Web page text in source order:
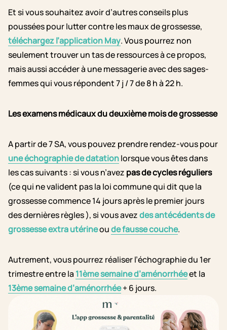
Et si vous souhaitez avoir d’autres conseils plus
poussées pour lutter contre les maux de grossesse,
téléchargez l’application May. Vous pourrez non
seulement trouver un tas de ressources à ce propos,
mais aussi accéder à une messagerie avec des sages-
femmes qui vous répondent 7 j / 7 de 8 h à 22 h.
Les examens médicaux du deuxième mois de grossesse
A partir de 7 SA, vous pouvez prendre rendez-vous pour
une échographie de datationlorsque vous êtes dans
les cas suivants : si vous n’avez pas de cycles réguliers
(ce qui ne valident pas la loi commune qui dit que la
grossesse commence 14 jours après le premier jours
des dernières règles ), si vous avezdes antécédents de
grossesse extra utérineoude fausse couche.
Autrement, vous pourrez réaliser l’échographie du 1er
trimestre entre la 11ème semaine d’aménorrhéeet la
13ème semaine d’aménorrhée+ 6 jours.